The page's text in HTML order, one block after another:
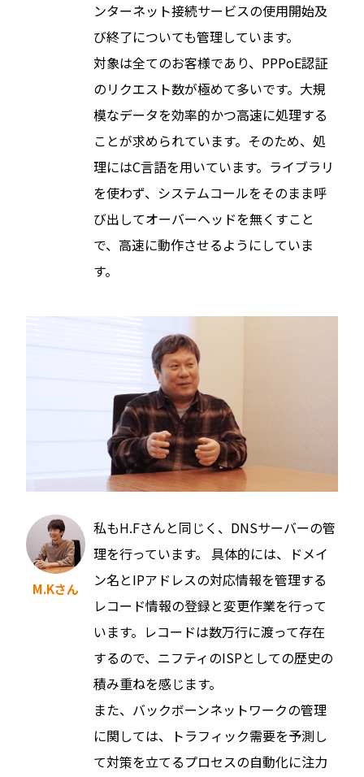
ンターネット接続サービスの使用開始及
び終了についても管理しています。
対象は全てのお客様であり、PPPoE認証
のリクエスト数が極めて多いです。大規
模なデータを効率的かつ高速に処理する
ことが求められています。そのため、処
理にはC言語を用いています。ライブラリ
を使わず、システムコールをそのまま呼
び出してオーバーヘッドを無くすこと
で、高速に動作させるようにしていま
す。
M.Kさん
私もH.Fさんと同じく、DNSサーバーの管
理を行っています。 具体的には、ドメイ
ン名とIPアドレスの対応情報を管理する
レコード情報の登録と変更作業を行って
います。レコードは数万行に渡って存在
するので、ニフティのISPとしての歴史の
積み重ねを感じます。
また、バックボーンネットワークの管理
に関しては、トラフィック需要を予測し
て対策を立てるプロセスの自動化に注力